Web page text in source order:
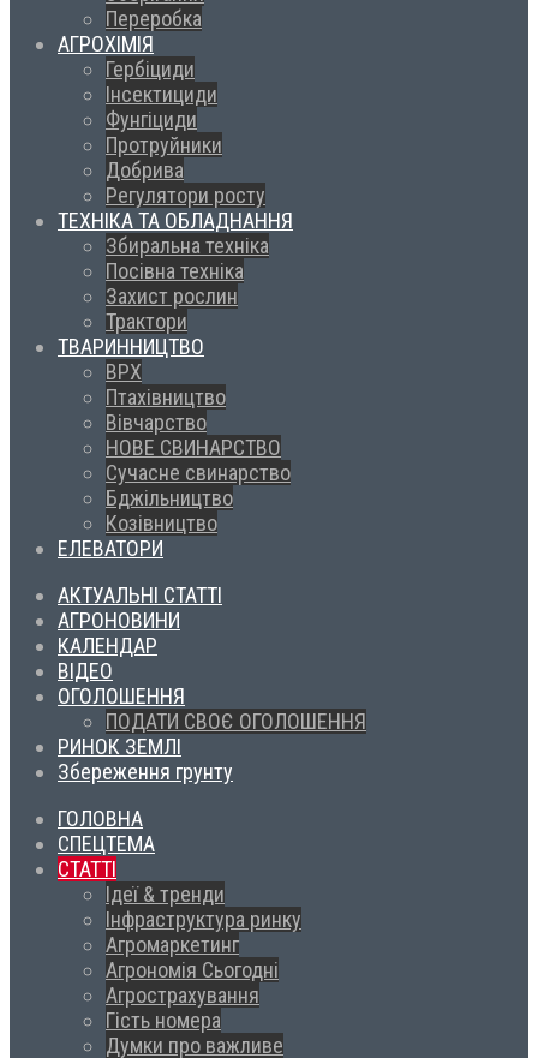
Переробка
АГРОХІМІЯ
Гербіциди
Інсектициди
Фунгіциди
Протруйники
Добрива
Регулятори росту
ТЕХНІКА ТА ОБЛАДНАННЯ
Збиральна техніка
Посівна техніка
Захист рослин
Трактори
ТВАРИННИЦТВО
ВРХ
Птахівництво
Вівчарство
НОВЕ СВИНАРСТВО
Сучасне свинарство
Бджільництво
Козівництво
ЕЛЕВАТОРИ
АКТУАЛЬНІ СТАТТІ
АГРОНОВИНИ
КАЛЕНДАР
ВІДЕО
ОГОЛОШЕННЯ
ПОДАТИ СВОЄ ОГОЛОШЕННЯ
РИНОК ЗЕМЛІ
Збереження грунту
ГОЛОВНА
СПЕЦТЕМА
СТАТТІ
Ідеї & тренди
Інфраструктура ринку
Агромаркетинг
Агрономія Сьогодні
Агрострахування
Гість номера
Думки про важливе